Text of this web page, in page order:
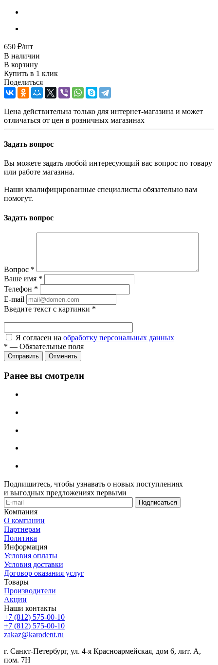
650 ₽/шт
В наличии
В корзину
Купить в 1 клик
Поделиться
Цена действительна только для интернет-магазина и может
отличаться от цен в розничных магазинах
Задать вопрос
Вы можете задать любой интересующий вас вопрос по товару
или работе магазина.
Наши квалифицированные специалисты обязательно вам
помогут.
Задать вопрос
Вопрос *
Ваше имя *
Телефон *
E-mail
Введите текст с картинки *
Я согласен на обработку персональных данных
* — Обязательные поля
Отправить Отменить
Ранее вы смотрели
Подпишитесь, чтобы узнавать о новых поступлениях
и выгодных предложениях первыми
Компания
О компании
Партнерам
Политика
Информация
Условия оплаты
Условия доставки
Договор оказания услуг
Товары
Производители
Акции
Наши контакты
+7 (812) 575-00-10
+7 (812) 575-00-10
zakaz@karodent.ru
г. Санкт-Петербург, ул. 4-я Красноармейская, дом 6, лит. А,
пом. 7Н